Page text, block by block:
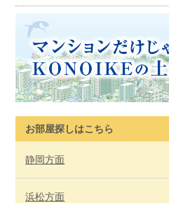
お部屋探しはこちら
静岡方面
浜松方面